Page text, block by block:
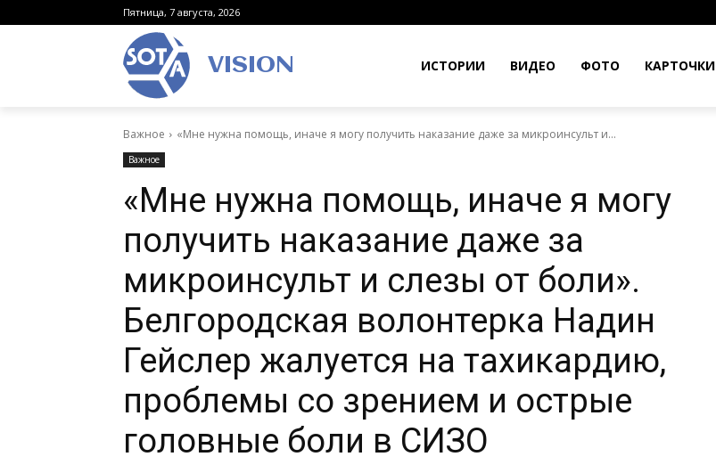
Пятница, 7 августа, 2026
VISION ИСТОРИИ ВИДЕО ФОТО КАРТОЧКИ
Важное «Мне нужна помощь, иначе я могу получить наказание даже за микроинсульт и...
Важное
«Мне нужна помощь, иначе я могу
получить наказание даже за
микроинсульт и слезы от боли».
Белгородская волонтерка Надин
Гейслер жалуется на тахикардию,
проблемы со зрением и острые
головные боли в СИЗО